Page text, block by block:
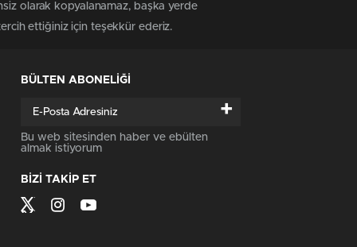
olarak kopyalanamaz, başka yerde
ettiğiniz için teşekkür ederiz.
BÜLTEN ABONELİĞİ
+
Bu web sitesinden haber ve ebülten
almak istiyorum
BİZİ TAKİP ET